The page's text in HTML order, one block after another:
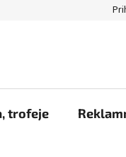
Formulár na odstúpenie od
trofeje